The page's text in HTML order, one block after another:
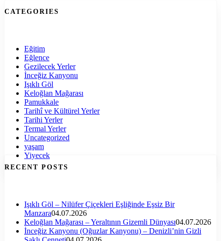
CATEGORIES
Eğitim
Eğlence
Gezilecek Yerler
İnceğiz Kanyonu
Işıklı Göl
Keloğlan Mağarası
Pamukkale
Tarihî ve Kültürel Yerler
Tarihi Yerler
Termal Yerler
Uncategorized
yaşam
Yiyecek
RECENT POSTS
Işıklı Göl – Nilüfer Çiçekleri Eşliğinde Eşsiz Bir
Manzara04.07.2026
Keloğlan Mağarası – Yeraltının Gizemli Dünyası04.07.2026
İnceğiz Kanyonu (Oğuzlar Kanyonu) – Denizli’nin Gizli